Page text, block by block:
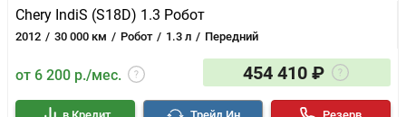
Chery IndiS (S18D) 1.3 Робот
2012 30 000 км Робот 1.3 л Передний
от 6 200 р./мес. 454 410 ₽